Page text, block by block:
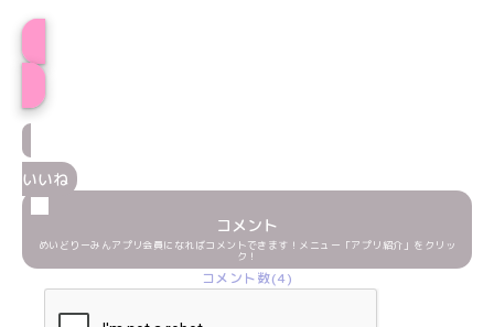
いいね
コメント
めいどりーみんアプリ会員になればコメントできます！メニュー「アプリ紹介」をクリッ
ク！
コメント数(4)